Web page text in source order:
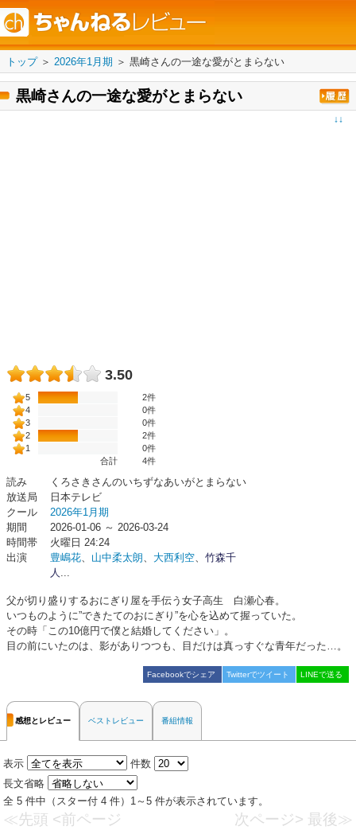
トップ＞ 2026年1月期 ＞ 黒崎さんの一途な愛がとまらない
黒崎さんの一途な愛がとまらない
↓↓
3.50
5
2件
4
0件
3
0件
2
2件
1
0件
合計
4件
読み
くろさきさんのいちずなあいがとまらない
放送局
日本テレビ
クール
2026年1月期
期間
2026-01-06 ～ 2026-03-24
時間帯
火曜日 24:24
出演
豊嶋花、 山中柔太朗、 大西利空、 竹森千
人 ...
父が切り盛りするおにぎり屋を手伝う女子高生 白瀬心春。
いつものように”できたてのおにぎり”を心を込めて握っていた。
その時「この10億円で僕と結婚してください」。
目の前にいたのは、影がありつつも、目だけは真っすぐな青年だった…。
Facebookでシェア Twitterでツイート LINEで送る
感想とレビュー ベストレビュー 番組情報
表示
件数
長文省略
全 5 件中（スター付 4 件）1～5 件が表示されています。
≪先頭 <前ページ 次ページ> 最後≫